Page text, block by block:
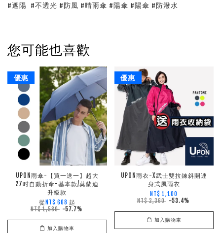
#遮陽 #不透光 #防風 #晴雨傘 #陽傘 #陽傘 #防潑水
您可能也喜歡
優惠
UPON雨傘-【買一送一】超大
27吋自動折傘-基本款/莫蘭迪
升級款
從 NT$ 668 起
NT$ 1,580 -57.7%
加入購物車
優惠
UPON雨衣-X武士雙拉鍊斜開連
身式風雨衣
NT$ 1,100
NT$ 2,360 -53.4%
加入購物車